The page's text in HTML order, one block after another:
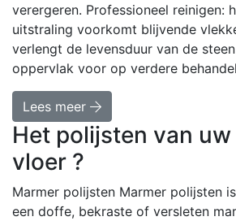
verergeren. Professioneel reinigen:
uitstraling voorkomt blijvende
verlengt de levensduur van de
oppervlak voor op verdere
Lees meer
Het polijsten van
vloer ?
Marmer polijsten Marmer polijsten
een doffe, bekraste of versleten